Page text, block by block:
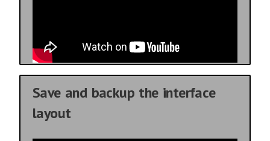
Save and backup the interface
layout